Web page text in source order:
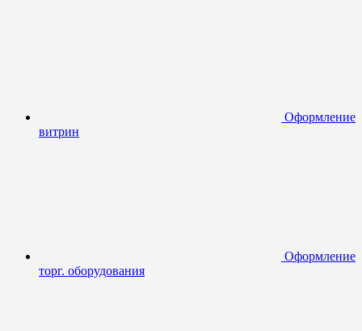
Оформление
витрин
Оформление
торг. оборудования